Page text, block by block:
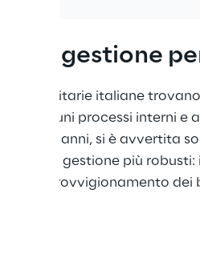
di gestione
sanitarie italiane
di alcuni processi interni
ultimi anni, si è avvertita
di gestione più
di approvvigionamento